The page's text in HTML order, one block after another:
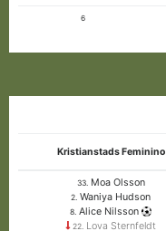
6
Kristianstads Feminino
33.Moa Olsson
2. Waniya Hudson
8. Alice Nilsson
22. Lova Sternfeldt